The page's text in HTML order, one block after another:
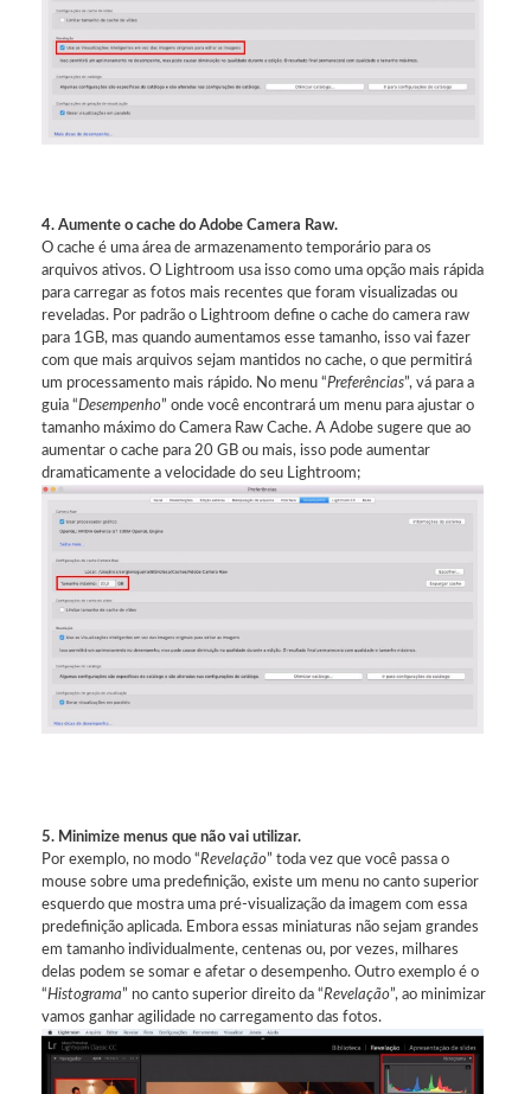
4. Aumente o cache do Adobe Camera Raw.
O cache é uma área de armazenamento temporário para os
arquivos ativos. O Lightroom usa isso como uma opção mais rápida
para carregar as fotos mais recentes que foram visualizadas ou
reveladas. Por padrão o Lightroom define o cache do camera raw
para 1GB, mas quando aumentamos esse tamanho, isso vai fazer
com que mais arquivos sejam mantidos no cache, o que permitirá
um processamento mais rápido. No menu “Preferências”, vá para a
guia “Desempenho” onde você encontrará um menu para ajustar o
tamanho máximo do Camera Raw Cache. A Adobe sugere que ao
aumentar o cache para 20 GB ou mais, isso pode aumentar
dramaticamente a velocidade do seu Lightroom;
5. Minimize menus que não vai utilizar.
Por exemplo, no modo “Revelação” toda vez que você passa o
mouse sobre uma predefinição, existe um menu no canto superior
esquerdo que mostra uma pré-visualização da imagem com essa
predefinição aplicada. Embora essas miniaturas não sejam grandes
em tamanho individualmente, centenas ou, por vezes, milhares
delas podem se somar e afetar o desempenho. Outro exemplo é o
“Histograma” no canto superior direito da “Revelação”, ao minimizar
vamos ganhar agilidade no carregamento das fotos.